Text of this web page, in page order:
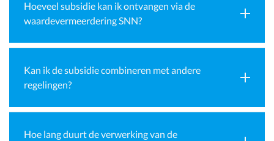
Hoeveel subsidie kan ik ontvangen via de
waardevermeerdering SNN?
Kan ik de subsidie combineren met andere
regelingen?
Hoe lang duurt de verwerking van de